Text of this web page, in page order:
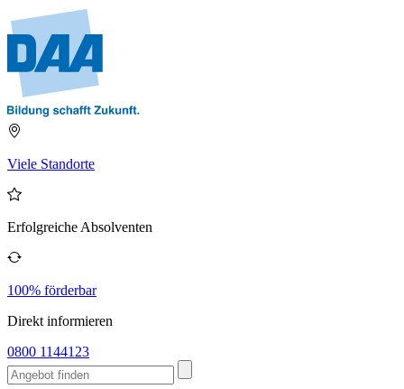
Viele Standorte
Erfolgreiche Absolventen
100% förderbar
Direkt informieren
0800 1144123